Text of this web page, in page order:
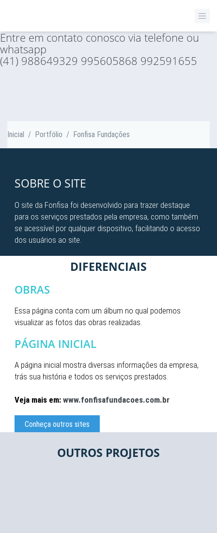
Entre em contato conosco via telefone ou
whatsapp
(41) 988649329 995605868 992591655
Inicial / Portfólio / Fonfisa Fundações
SOBRE O SITE
O site da Fonfisa foi desenvolvido para trazer destaque
para os serviços prestados pela empresa, como também
se acessível por qualquer dispositivo, facilitando o acesso
dos usuários ao site.
DIFERENCIAIS
OBRAS
Essa página conta com um álbum no qual podemos
visualizar as fotos das obras realizadas.
PÁGINA INICIAL
A página inicial mostra diversas informações da empresa,
trás sua história e todos os serviços prestados.
Veja mais em: www.fonfisafundacoes.com.br
Conheça outros sites
OUTROS PROJETOS